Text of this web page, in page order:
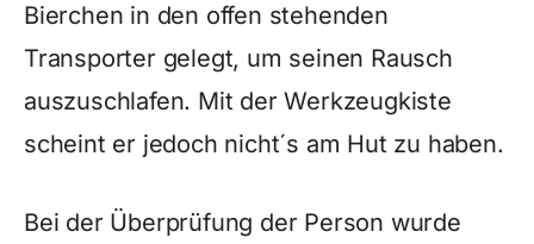
Bierchen in den offen stehenden
Transporter gelegt, um seinen Rausch
auszuschlafen. Mit der Werkzeugkiste
scheint er jedoch nicht´s am Hut zu haben.
Bei der Überprüfung der Person wurde